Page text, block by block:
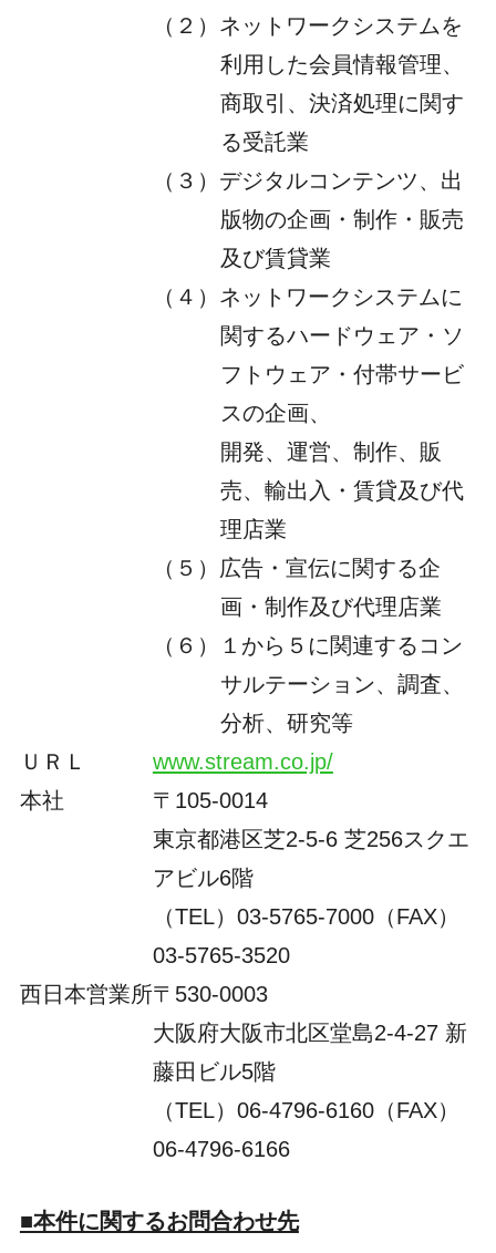
（２）ネットワークシステムを
利用した会員情報管理、
商取引、決済処理に関す
る受託業
（３）デジタルコンテンツ、出
版物の企画・制作・販売
及び賃貸業
（４）ネットワークシステムに
関するハードウェア・ソ
フトウェア・付帯サービ
スの企画、
開発、運営、制作、販
売、輸出入・賃貸及び代
理店業
（５）広告・宣伝に関する企
画・制作及び代理店業
（６）１から５に関連するコン
サルテーション、調査、
分析、研究等
ＵＲＬ
www.stream.co.jp/
本社
〒105-0014
東京都港区芝2-5-6 芝256スクエ
アビル6階
（TEL）03-5765-7000（FAX）
03-5765-3520
西日本営業所〒530-0003
大阪府大阪市北区堂島2-4-27 新
藤田ビル5階
（TEL）06-4796-6160（FAX）
06-4796-6166
■本件に関するお問合わせ先